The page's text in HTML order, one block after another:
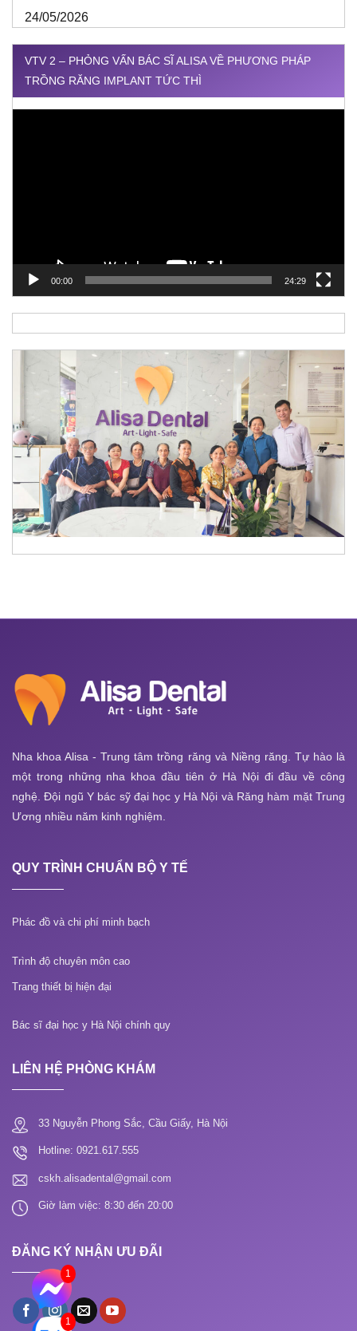
24/05/2026
VTV 2 – PHỎNG VẤN BÁC SĨ ALISA VỀ PHƯƠNG PHÁP
TRỒNG RĂNG IMPLANT TỨC THÌ
00:00 24:29
Nha khoa Alisa - Trung tâm trồng răng và Niềng răng. Tự hào là
một trong những nha khoa đầu tiên ở Hà Nội đi đầu về công
nghệ. Đội ngũ Y bác sỹ đại học y Hà Nội và Răng hàm mặt Trung
Ương nhiều năm kinh nghiệm.
QUY TRÌNH CHUẨN BỘ Y TẾ
Phác đồ và chi phí minh bạch
Trình độ chuyên môn cao
Trang thiết bị hiện đại
Bác sĩ đại học y Hà Nội chính quy
LIÊN HỆ PHÒNG KHÁM
33 Nguyễn Phong Sắc, Cầu Giấy, Hà Nội
Hotline: 0921.617.555
cskh.alisadental@gmail.com
Giờ làm việc: 8:30 đến 20:00
ĐĂNG KÝ NHẬN ƯU ĐÃI
1
1